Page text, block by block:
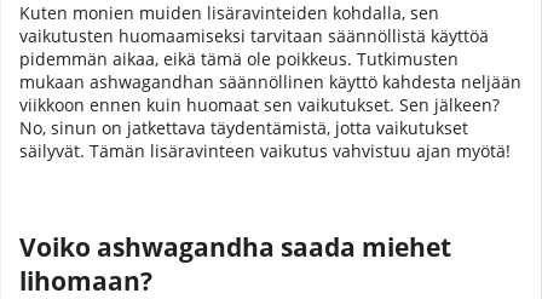
Kuten monien muiden lisäravinteiden kohdalla, sen
vaikutusten huomaamiseksi tarvitaan säännöllistä käyttöä
pidemmän aikaa, eikä tämä ole poikkeus. Tutkimusten
mukaan ashwagandhan säännöllinen käyttö kahdesta neljään
viikkoon ennen kuin huomaat sen vaikutukset. Sen jälkeen?
No, sinun on jatkettava täydentämistä, jotta vaikutukset
säilyvät. Tämän lisäravinteen vaikutus vahvistuu ajan myötä!
Voiko ashwagandha saada miehet
lihomaan?